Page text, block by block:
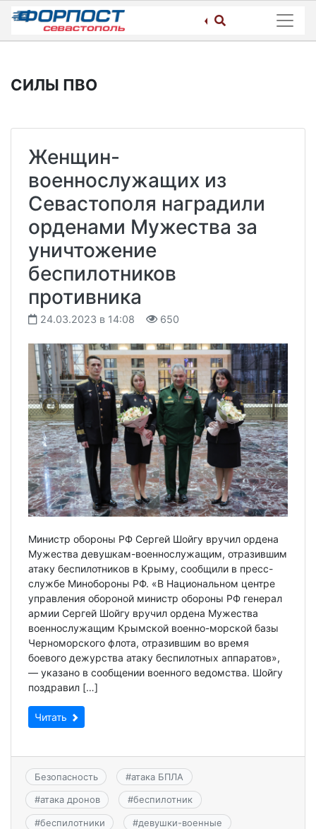
Skip
content
СИЛЫ ПВО
Женщин-
военнослужащих из
Севастополя наградили
орденами Мужества за
уничтожение
беспилотников
противника
24.03.2023 в 14:08 650
Министр обороны РФ Сергей Шойгу вручил ордена
Мужества девушкам-военнослужащим, отразившим
атаку беспилотников в Крыму, сообщили в пресс-
службе Минобороны РФ. «В Национальном центре
управления обороной министр обороны РФ генерал
армии Сергей Шойгу вручил ордена Мужества
военнослужащим Крымской военно-морской базы
Черноморского флота, отразившим во время
боевого дежурства атаку беспилотных аппаратов»,
— указано в сообщении военного ведомства. Шойгу
поздравил […]
Читать
Безопасность #атака БПЛА
#атака дронов #беспилотник
#беспилотники #девушки-военные